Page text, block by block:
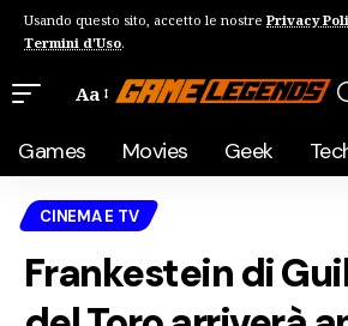
Usando questo sito, accetto le nostre Privacy
Termini d'Uso.
Aa
Games Movies Geek
CINEMA E TV
Frankestein di